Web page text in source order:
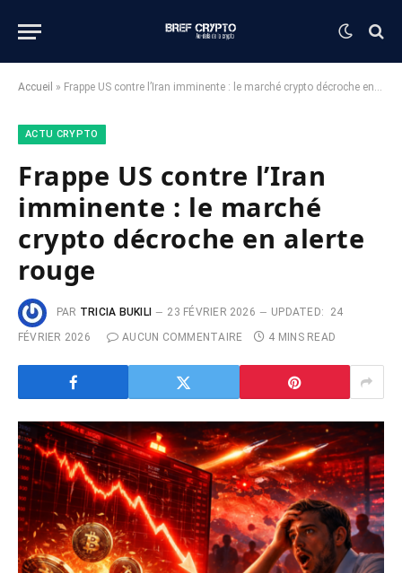
Accueil » Frappe US contre l’Iran imminente : le marché crypto décroche en alerte rouge
ACTU CRYPTO
Frappe US contre l’Iran
imminente : le marché
crypto décroche en alerte
rouge
PAR TRICIA BUKILI 23 FÉVRIER 2026 UPDATED:
24
FÉVRIER 2026
AUCUN COMMENTAIRE 4 MINS READ